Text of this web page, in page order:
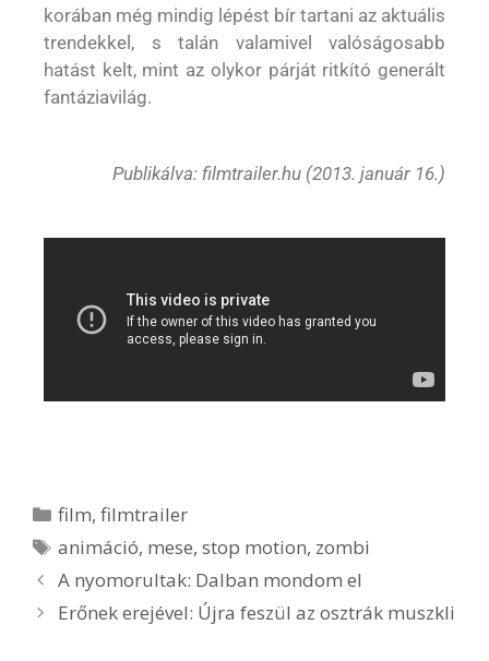
korában még mindig lépést bír tartani az aktuális
trendekkel, s talán valamivel valóságosabb
hatást kelt, mint az olykor párját ritkító generált
fantáziavilág.
Publikálva: filmtrailer.hu (2013. január 16.)
film,filmtrailer
animáció, mese,stop motion, zombi
A nyomorultak: Dalban mondom el
Erőnek erejével: Újra feszül az osztrák muszkli